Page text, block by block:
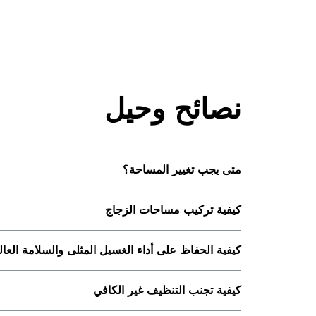
نصائح وحيل
متى يجب تغيير المساحة؟
كيفية تركيب مساحات الزجاج
كيفية الحفاظ على أداء الغسيل المثلى والسلامة
كيفية تجنب التنظيف غير الكافي